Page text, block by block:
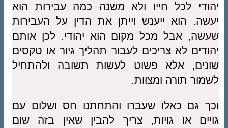
יהודי לכל חייו ולא משנה כמה עבירות הוא
יעשה. הוא ייענש וייתן את הדין על העבירות
שעשה, אבל מכל מקום הוא יהודי. לכן אותם
יהודים לא צריכים לעבור תהליך גיור או טקסים
שונים, אלא פשוט לעשות תשובה ולהתחיל
לשמור תורה ומצוות.
וכך גם כאלו שעברו והתחתנו חס ושלום עם
גויים או גויות, צריך להבין שאין בזה שום